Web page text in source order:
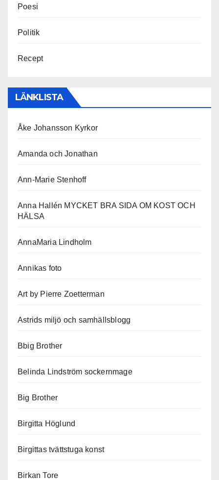
Poesi
Politik
Recept
LÄNKLISTA
Åke Johansson Kyrkor
Amanda och Jonathan
Ann-Marie Stenhoff
Anna Hallén MYCKET BRA SIDA OM KOST OCH
HÄLSA
AnnaMaria Lindholm
Annikas foto
Art by Pierre Zoetterman
Astrids miljö och samhällsblogg
Bbig Brother
Belinda Lindström sockernmage
Big Brother
Birgitta Höglund
Birgittas tvättstuga konst
Birkan Tore